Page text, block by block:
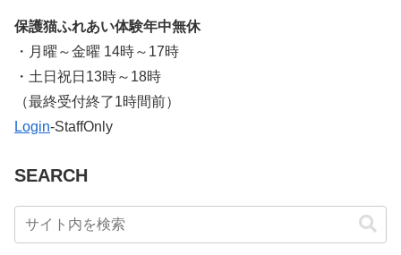
保護猫ふれあい体験年中無休
・月曜～金曜 14時～17時
・土日祝日13時～18時
​（最終受付終了1時間前）
Login-StaffOnly
SEARCH